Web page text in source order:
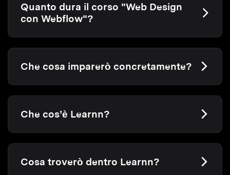
Quanto dura il corso "Web Design
con Webflow"?
Che cosa imparerò concretamente?
Che cos’è Learnn?
Cosa troverò dentro Learnn?